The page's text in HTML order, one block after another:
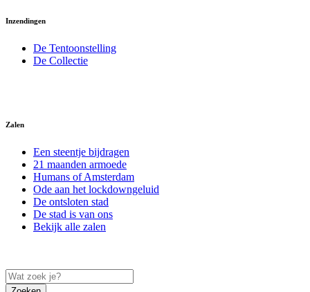
Inzendingen
De Tentoonstelling
De Collectie
Zalen
Een steentje bijdragen
21 maanden armoede
Humans of Amsterdam
Ode aan het lockdowngeluid
De ontsloten stad
De stad is van ons
Bekijk alle zalen